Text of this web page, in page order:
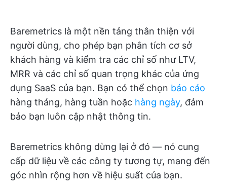
Baremetrics là một nền tảng thân thiện với
người dùng, cho phép bạn phân tích cơ sở
khách hàng và kiểm tra các chỉ số như LTV,
MRR và các chỉ số quan trọng khác của ứng
dụng SaaS của bạn. Bạn có thể chọn báo cáo
hàng tháng, hàng tuần hoặc hàng ngày, đảm
bảo bạn luôn cập nhật thông tin.
Baremetrics không dừng lại ở đó — nó cung
cấp dữ liệu về các công ty tương tự, mang đến
góc nhìn rộng hơn về hiệu suất của bạn.